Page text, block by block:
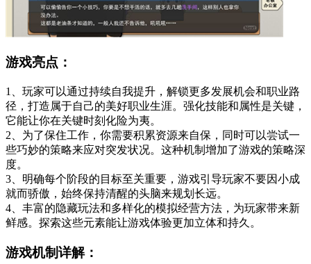
游戏亮点：
1、玩家可以通过持续自我提升，解锁更多发展机会和职业路
径，打造属于自己的美好职业生涯。强化技能和属性是关键，
它能让你在关键时刻化险为夷。
2、为了保住工作，你需要积累资源来自保，同时可以尝试一
些巧妙的策略来应对突发状况。这种机制增加了游戏的策略深
度。
3、明确每个阶段的目标至关重要，游戏引导玩家不要因小成
就而骄傲，始终保持清醒的头脑来规划长远。
4、丰富的隐藏玩法和多样化的模拟经营方法，为玩家带来新
鲜感。探索这些元素能让游戏体验更加立体和持久。
游戏机制详解：